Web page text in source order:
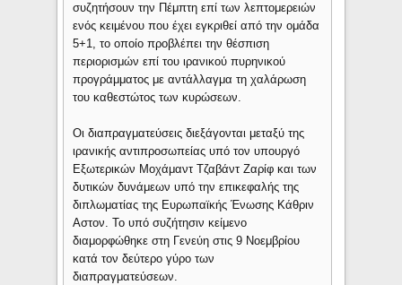
συζητήσουν την Πέμπτη επί των λεπτομερειών
ενός κειμένου που έχει εγκριθεί από την ομάδα
5+1, το οποίο προβλέπει την θέσπιση
περιορισμών επί του ιρανικού πυρηνικού
προγράμματος με αντάλλαγμα τη χαλάρωση
του καθεστώτος των κυρώσεων.
Οι διαπραγματεύσεις διεξάγονται μεταξύ της
ιρανικής αντιπροσωπείας υπό τον υπουργό
Εξωτερικών Μοχάμαντ Τζαβάντ Ζαρίφ και των
δυτικών δυνάμεων υπό την επικεφαλής της
διπλωματίας της Ευρωπαϊκής Ένωσης Κάθριν
Αστον. Το υπό συζήτησιν κείμενο
διαμορφώθηκε στη Γενεύη στις 9 Νοεμβρίου
κατά τον δεύτερο γύρο των
διαπραγματεύσεων.